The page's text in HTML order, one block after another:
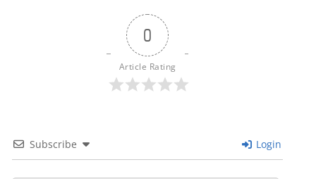
0
Article Rating
Subscribe Login